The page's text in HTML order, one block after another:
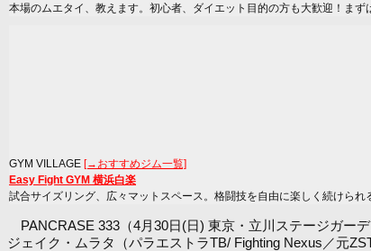
本場のムエタイ、教えます。初心者、ダイエット目的の方も大歓迎！まず
GYM VILLAGE [→おすすめジム一覧]
Easy Fight GYM 横浜白楽
試合サイズリング、広々マットスペース。格闘技を自由に楽しく続けられ
PANCRASE 333（4月30日(日) 東京・立川ステージガー
ジェイク・ムラタ（パラエストラTB/ Fighting Nexus／元